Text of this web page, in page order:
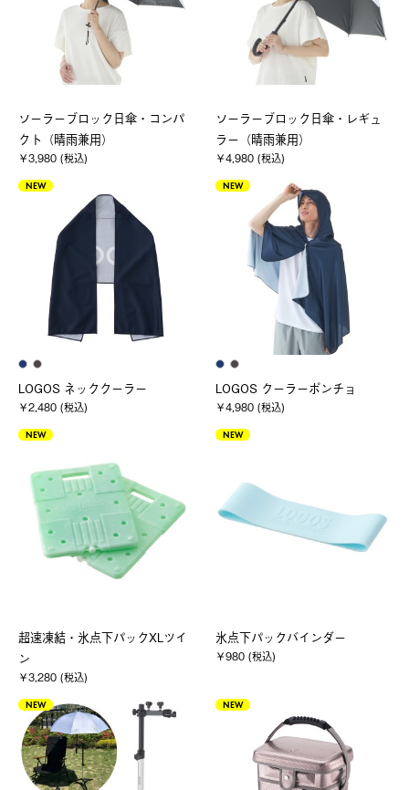
ソーラーブロック日傘・コンパ
クト（晴雨兼用）
￥3,980 (税込)
ソーラーブロック日傘・レギュ
ラー（晴雨兼用）
￥4,980 (税込)
NEW
LOGOS ネッククーラー
￥2,480 (税込)
NEW
LOGOS クーラーポンチョ
￥4,980 (税込)
NEW
超速凍結・氷点下パックXLツイ
ン
￥3,280 (税込)
NEW
氷点下パックバインダー
￥980 (税込)
NEW NEW